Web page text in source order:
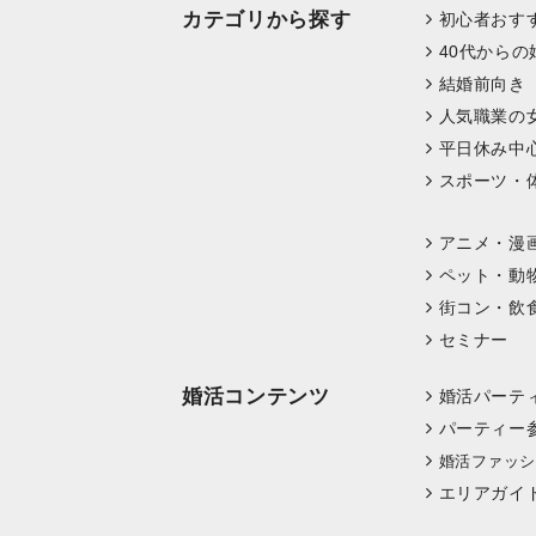
カテゴリから探す
初心者おす
40代からの
結婚前向き
人気職業の
平日休み中
スポーツ・
アニメ・漫
ペット・動
街コン・飲
セミナー
婚活コンテンツ
婚活パーテ
パーティー
婚活ファッ
エリアガイ